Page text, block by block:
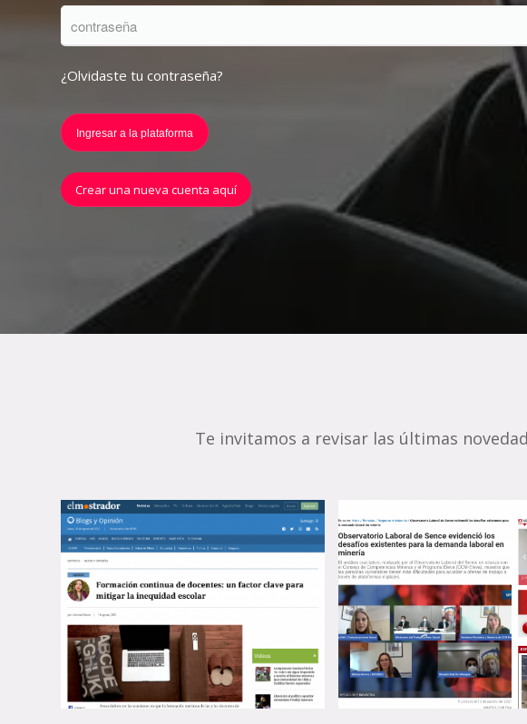
¿Olvidaste tu contraseña?
Ingresar a la plataforma
Crear una nueva cuenta aquí
Te invitamos a revisar las últimas
Formación continua de
docentes: un factor
clave para mitigar la
inequidad escolar
16 de agosto de 2021
Observatorio
SENCE evidenció
desafíos
para la demanda
en minería
16 de agosto de 2021